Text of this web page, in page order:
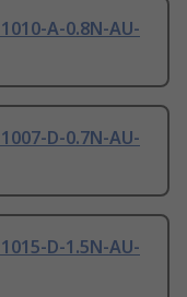
A-0.8N-AU-
D-0.7N-AU-
D-1.5N-AU-